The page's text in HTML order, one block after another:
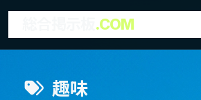
.COM
趣味